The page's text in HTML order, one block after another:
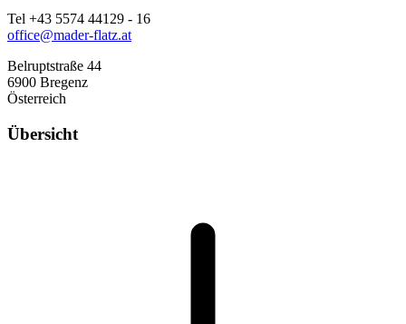
Tel +43 5574 44129 - 16
office@mader-flatz.at
Belruptstraße 44
6900 Bregenz
Österreich
Übersicht